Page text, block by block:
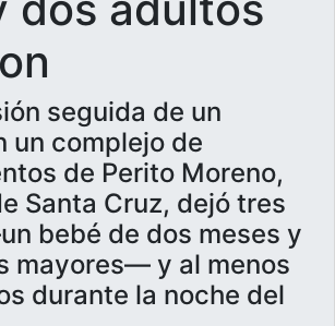
seguida de un
un complejo de
de Perito Moreno,
Santa Cruz, dejó tres
bebé de dos meses y
mayores— y al menos
durante la noche del